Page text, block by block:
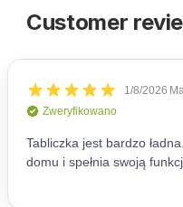
Customer